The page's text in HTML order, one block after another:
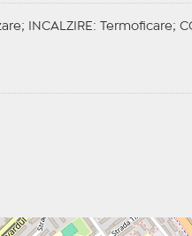
INCALZIRE : Termoficare;